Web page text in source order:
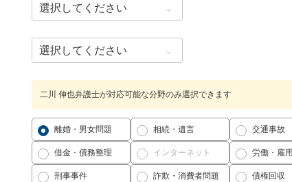
二川 伸也弁護士が対応可能な分野のみ選択できます
離婚・男女問題 相続・遺言 交通事故
借金・債務整理 インターネット 労働・雇
刑事事件 詐欺・消費者問題 債権回収